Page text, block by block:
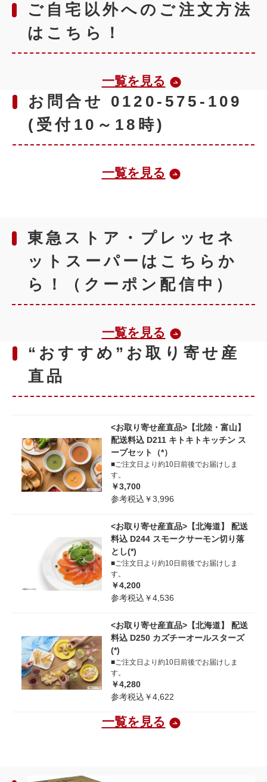
ご自宅以外へのご注文方法
はこちら！
一覧を見る
お問合せ 0120-575-109
(受付10～18時)
一覧を見る
東急ストア・プレッセネ
ットスーパーはこちらか
ら！（クーポン配信中）
一覧を見る
“おすすめ”お取り寄せ産
直品
<お取り寄せ産直品>【北陸・富山】
配送料込 D211 キトキトキッチン ス
ープセット（*）
■ご注文日より約10日前後でお届けしま
す。
￥3,700
参考税込￥3,996
<お取り寄せ産直品>【北海道】 配送
料込 D244 スモークサーモン切り落
とし(*)
■ご注文日より約10日前後でお届けしま
す。
￥4,200
参考税込￥4,536
<お取り寄せ産直品>【北海道】 配送
料込 D250 カズチーオールスターズ
(*)
■ご注文日より約10日前後でお届けしま
す。
￥4,280
参考税込￥4,622
一覧を見る